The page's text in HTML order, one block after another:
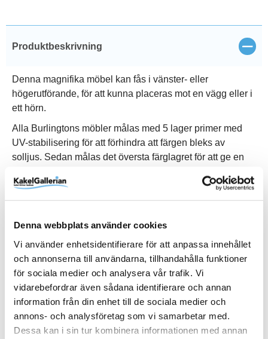
Denna webbplats använder cookies
Vi använder enhetsidentifierare för att anpassa innehållet
och annonserna till användarna, tillhandahålla funktioner
för sociala medier och analysera vår trafik. Vi
vidarebefordrar även sådana identifierare och annan
information från din enhet till de sociala medier och
annons- och analysföretag som vi samarbetar med.
Dessa kan i sin tur kombinera informationen med annan
Produktbeskrivning Stäng
Denna magnifika möbel kan fås i vänster- eller
högerutförande, för att kunna placeras mot en vägg eller i
ett hörn.
Alla Burlingtons möbler målas med 5 lager primer med
UV-stabilisering för att förhindra att färgen bleks av
solljus. Sedan målas det översta färglagret för att ge en
Till skillnad från marmor och granit är Minerva® inte
inklusive alkohol och kosmetika, men vissa kemikalier
Om något spills på ytorna, torka omedelbart upp det och
skölj grundligt.
Produktinformation